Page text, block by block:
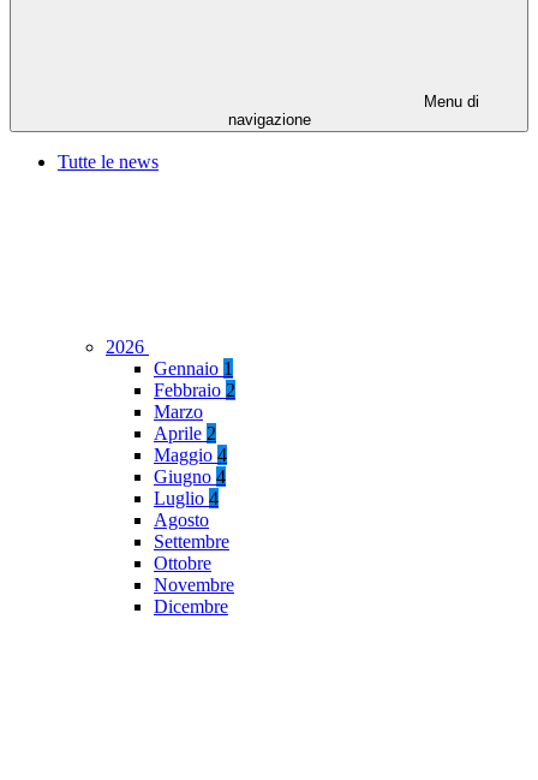
Menu di
navigazione
Tutte le news
2026
Gennaio 1
Febbraio 2
Marzo
Aprile 2
Maggio 4
Giugno 4
Luglio 4
Agosto
Settembre
Ottobre
Novembre
Dicembre